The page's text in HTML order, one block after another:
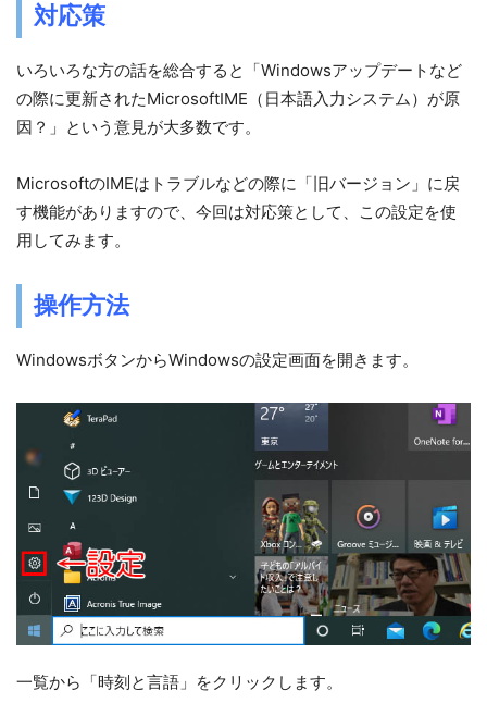
対応策
いろいろな方の話を総合すると「Windowsアップデートなど
の際に更新されたMicrosoftIME（日本語入力システム）が原
因？」という意見が大多数です。
MicrosoftのIMEはトラブルなどの際に「旧バージョン」に戻
す機能がありますので、今回は対応策として、この設定を使
用してみます。
操作方法
WindowsボタンからWindowsの設定画面を開きます。
一覧から「時刻と言語」をクリックします。